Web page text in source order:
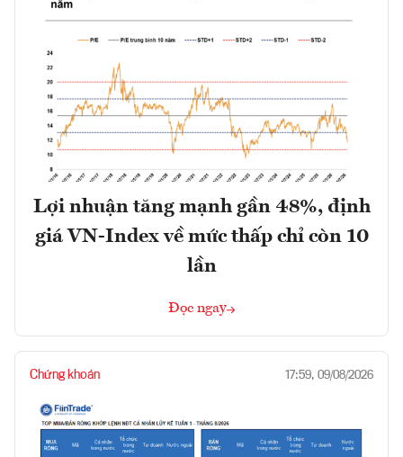
Lợi nhuận tăng mạnh gần 48%, định
giá VN-Index về mức thấp chỉ còn 10
lần
Đọc ngay
Chứng khoán 17:59, 09/08/2026